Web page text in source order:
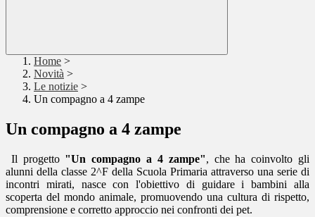
Home >
Novità >
Le notizie >
Un compagno a 4 zampe
Un compagno a 4 zampe
Il progetto "Un compagno a 4 zampe", che ha coinvolto gli
alunni della classe 2^F della Scuola Primaria attraverso una serie di
incontri mirati, nasce con l'obiettivo di guidare i bambini alla
scoperta del mondo animale, promuovendo una cultura di rispetto,
comprensione e corretto approccio nei confronti dei pet.